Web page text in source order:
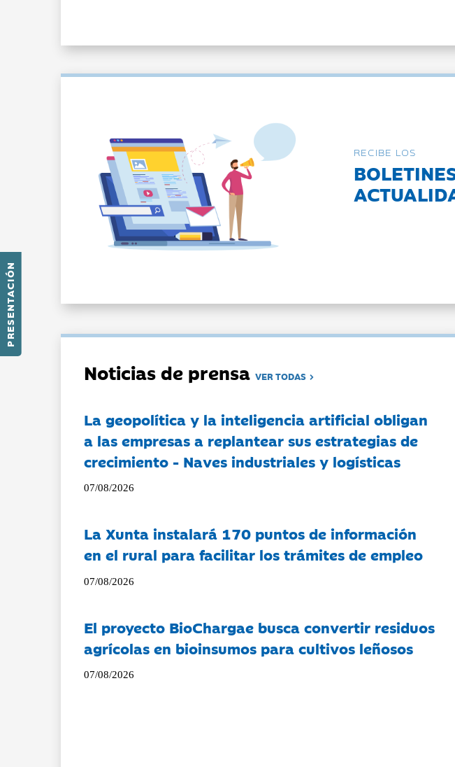
PRESENTACIÓN
RECIBE LOS
Noticias de prensaVER TODAS
La geopolítica y la inteligencia artificial obligan
a las empresas a replantear sus estrategias de
crecimiento - Naves industriales y logísticas
07/08/2026
La Xunta instalará 170 puntos de información
en el rural para facilitar los trámites de empleo
07/08/2026
El proyecto BioChargae busca convertir residuos
agrícolas en bioinsumos para cultivos leñosos
07/08/2026